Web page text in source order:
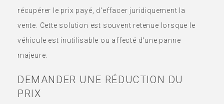
récupérer le prix payé, d'effacer juridiquement la
vente. Cette solution est souvent retenue lorsque le
véhicule est inutilisable ou affecté d'une panne
majeure.
DEMANDER UNE RÉDUCTION DU
PRIX